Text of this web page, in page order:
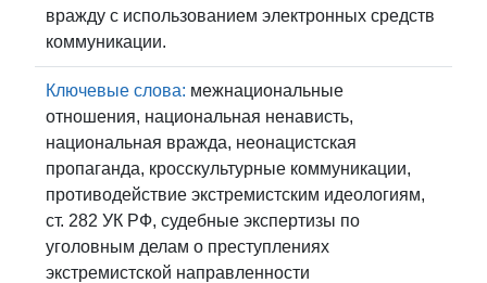
вражду с использованием электронных средств
коммуникации.
Ключевые слова: межнациональные
отношения, национальная ненависть,
национальная вражда, неонацистская
пропаганда, кросскультурные коммуникации,
противодействие экстремистским идеологиям,
ст. 282 УК РФ, судебные экспертизы по
уголовным делам о преступлениях
экстремистской направленности